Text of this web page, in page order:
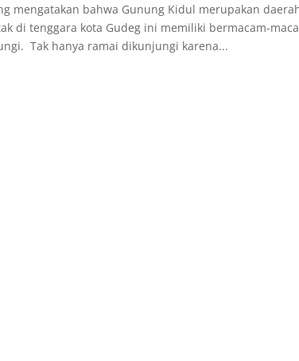
mengatakan bahwa Gunung Kidul merupakan
di tenggara kota Gudeg ini memiliki bermacam-
Tak hanya ramai dikunjungi karena...